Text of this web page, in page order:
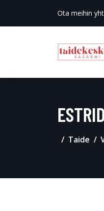
Ota meihin
Taide